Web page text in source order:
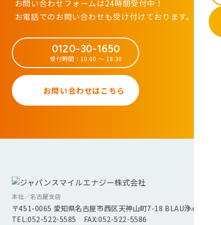
お問い合わせフォームは24時間受付中！
お電話でのお問い合わせも受け付けております。
0120-30-1650
受付時間：10:00 ～ 18:30
お問い合わせはこちら
本社／名古屋支店
〒451-0065 愛知県名古屋市西区天神山町7-18 BLAU浄心2F
TEL:052-522-5585 FAX:052-522-5586